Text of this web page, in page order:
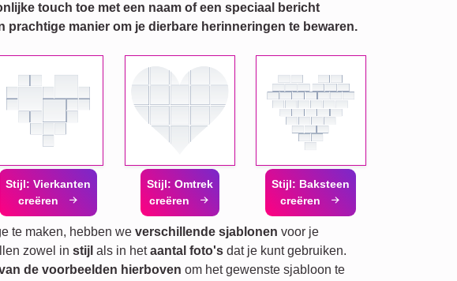
touch toe met een naam of een speciaal bericht
prachtige manier om je dierbare herinneringen te bewaren.
Stijl: Vierkanten
creëren
Stijl: Omtrek
creëren
Stijl: Baksteen
creëren
te maken, hebben we verschillende sjablonen voor je
zowel in stijl als in hetaantal foto's dat je kunt gebruiken.
de voorbeelden hierboven om het gewenste sjabloon te